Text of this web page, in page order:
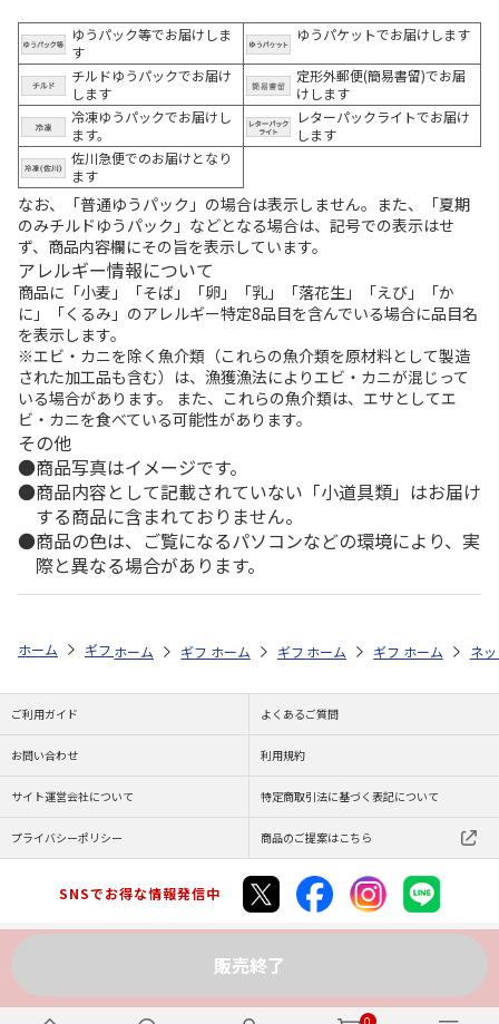
ゆうパック等でお届けしま
す
ゆうパケットでお届けします
チルドゆうパックでお届け
します
定形外郵便(簡易書留)でお届
けします
冷凍ゆうパックでお届けし
ます。
レターパックライトでお届け
します
佐川急便でのお届けとなり
ます
なお、「普通ゆうパック」の場合は表示しません。また、「夏期
のみチルドゆうパック」などとなる場合は、記号での表示はせ
ず、商品内容欄にその旨を表示しています。
アレルギー情報について
商品に「小麦」「そば」「卵」「乳」「落花生」「えび」「か
に」「くるみ」のアレルギー特定8品目を含んでいる場合に品目名
を表示します。
※エビ・カニを除く魚介類（これらの魚介類を原材料として製造
された加工品も含む）は、漁獲漁法によりエビ・カニが混じって
いる場合があります。 また、これらの魚介類は、エサとしてエ
ビ・カニを食べている可能性があります。
その他
商品写真はイメージです。
商品内容として記載されていない「小道具類」はお届け
する商品に含まれておりません。
商品の色は、ご覧になるパソコンなどの環境により、実
際と異なる場合があります。
販売終了
ホーム ギフトストア お中元・夏ギフト特集 2026 お菓子・スイーツ
ホーム ギフトストア お中元・夏ギフト特集 2026
ホーム ギフトストア お中元・夏ギフト
ホーム ギフトストア お
ホーム ネ
ご利用ガイド よくあるご質問
お問い合わせ 利用規約
サイト運営会社について 特定商取引法に基づく表記について
プライバシーポリシー 商品のご提案はこちら
SNSでお得な情報発信中